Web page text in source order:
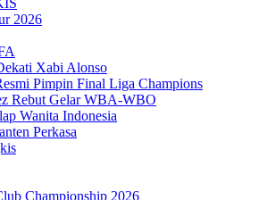
2026
Xabi Alonso
Pimpin Final Liga Champions
Rebut Gelar WBA-WBO
Wanita Indonesia
Perkasa
Championship 2026